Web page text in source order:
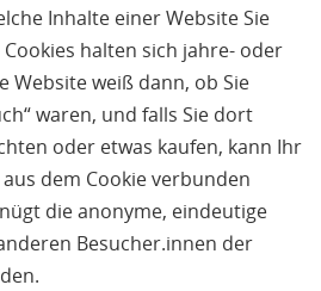
Inhalte einer Website Sie
halten sich jahre- oder
Website weiß dann, ob Sie
waren, und falls Sie dort
oder etwas kaufen, kann Ihr
dem Cookie verbunden
die anonyme, eindeutige
Besucher.innen der